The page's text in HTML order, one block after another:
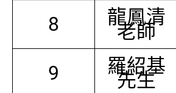
8 龍鳳清
老師
9 羅紹基
先生